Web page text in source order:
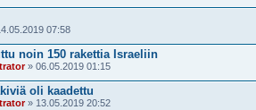
07:58
noin 150 rakettia Israeliin
» 06.05.2019 01:15
oli kaadettu
» 13.05.2019 20:52